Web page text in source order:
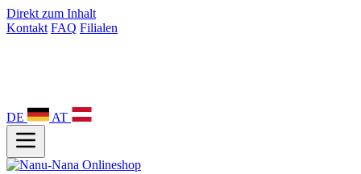
Direkt zum Inhalt
Kontakt FAQ Filialen
DE AT